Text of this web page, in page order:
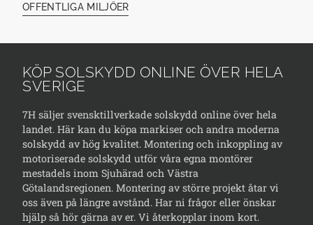
OFFENTLIGA MILJÖER
KÖP SOLSKYDD ONLINE ÖVER HELA
SVERIGE
7H säljer svensktillverkade solskydd online över hela
landet. Här kan du köpa markiser och andra moderna
solskydd av hög kvalitet. Montering och inkoppling av
motoriserade solskydd utför våra egna montörer
mestadels inom Sjuhärad och Västra
Götalandsregionen. Montering av större projekt åtar vi
oss även på längre avstånd. Har ni frågor eller önskar
hjälp så hör gärna av er. Vi återkopplar inom kort.